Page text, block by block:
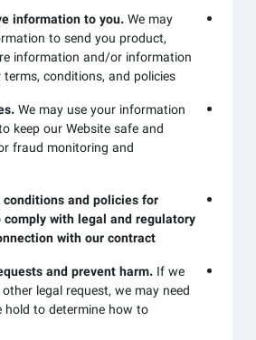
information to you.We may
to send you product,
information and/or information
terms, conditions, and policies.
We may use your information
to keep ourWebsitesafe and
fraud monitoring and
conditions and policies for
comply with legal and regulatory
with our contract.
requests and prevent harm.If we
other legal request, we may need
hold to determine how to